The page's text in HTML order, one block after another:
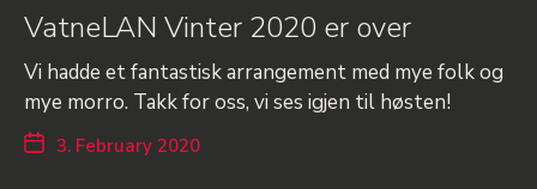
VatneLAN Vinter 2020 er over
Vi hadde et fantastisk arrangement med mye folk og
mye morro. Takk for oss, vi ses igjen til høsten!
3. February 2020